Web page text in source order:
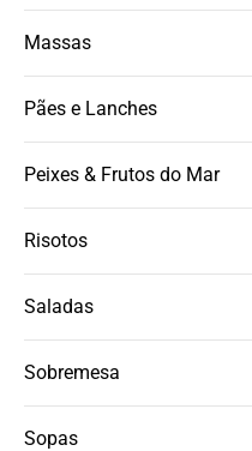
Massas
Pães e Lanches
Peixes & Frutos do Mar
Risotos
Saladas
Sobremesa
Sopas